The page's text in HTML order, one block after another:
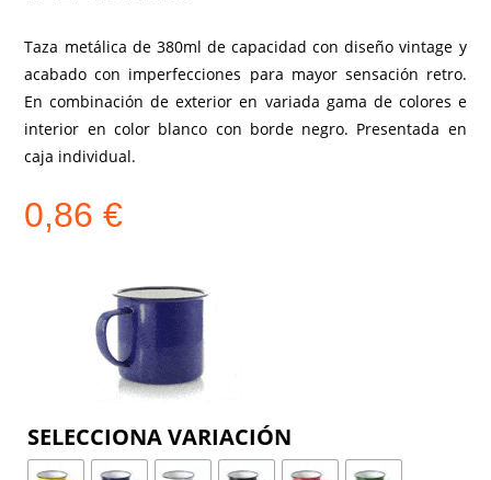
Taza metálica de 380ml de capacidad con diseño vintage y
acabado con imperfecciones para mayor sensación retro.
En combinación de exterior en variada gama de colores e
interior en color blanco con borde negro. Presentada en
caja individual.
0,86€